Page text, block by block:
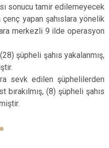
sonucu tamir edilemeyecek
yapan şahıslara yönelik
merkezli 9 ilde operasyon
şüpheli şahıs yakalanmış,
sevk edilen şüphelilerden
(8) şüpheli şahıs